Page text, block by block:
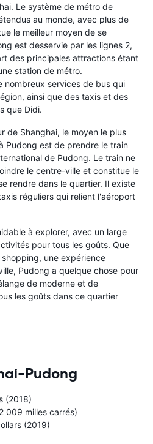
Le système de métro de
au monde, avec plus de
le meilleur moyen de se
est desservie par les lignes 2,
des principales attractions étant
station de métro.
nombreux services de bus qui
ainsi que des taxis et des
que Didi.
de Shanghai, le moyen le plus
Pudong est de prendre le train
de Pudong. Le train ne
le centre-ville et constitue le
rendre dans le quartier. Il existe
réguliers qui relient l'aéroport
à explorer, avec un large
pour tous les goûts. Que
une expérience
Pudong a quelque chose pour
de moderne et de
les goûts dans ce quartier
Pudong
(2018)
009 milles carrés)
(2019)